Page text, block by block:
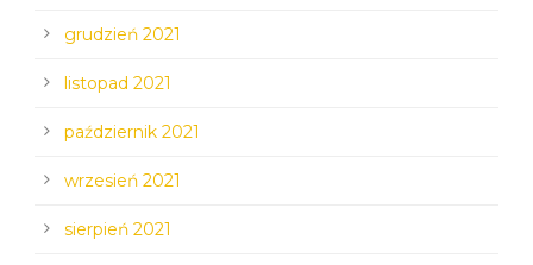
grudzień 2021
listopad 2021
październik 2021
wrzesień 2021
sierpień 2021